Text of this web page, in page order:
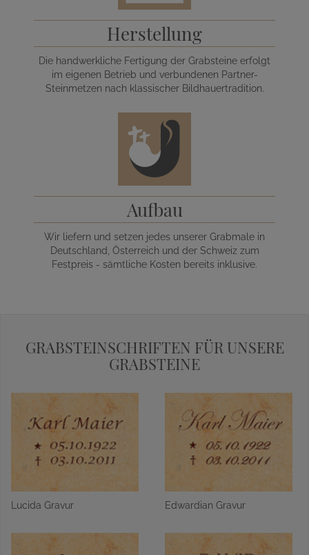
Herstellung
Die handwerkliche Fertigung der Grabsteine erfolgt
im eigenen Betrieb und verbundenen Partner-
Steinmetzen nach klassischer Bildhauertradition.
Aufbau
Wir liefern und setzen jedes unserer Grabmale in
Deutschland, Österreich und der Schweiz zum
Festpreis - sämtliche Kosten bereits inklusive.
GRABSTEINSCHRIFTEN FÜR UNSERE
GRABSTEINE
Lucida Gravur Edwardian Gravur